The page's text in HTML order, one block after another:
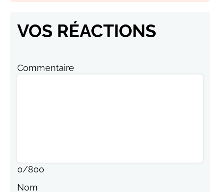
VOS RÉACTIONS
Commentaire
0/800
Nom